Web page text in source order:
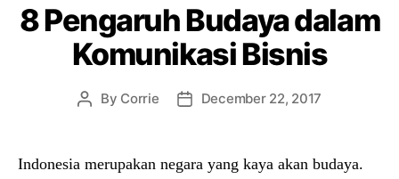
8 Pengaruh Budaya dalam
Komunikasi Bisnis
Post
By Corrie
PostDecember 22, 2017
Indonesia merupakan negara yang kaya akan budaya.